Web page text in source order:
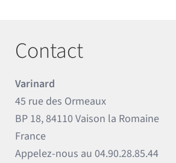
Contact
Varinard
45 rue des Ormeaux
BP 18, 84110 Vaison la Romaine
France
Appelez-nous au04.90.28.85.44